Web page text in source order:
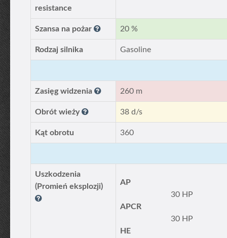
resistance
Szansa na pożar 20 %
Rodzaj silnika Gasoline
Zasięg widzenia 260 m
Obrót wieży 38 d/s
Kąt obrotu 360
Uszkodzenia
(Promień eksplozji)
AP
30 HP
APCR
30 HP
HE